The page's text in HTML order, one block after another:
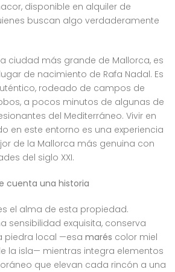
disponible en alquiler de
buscan algo verdaderamente
ciudad más grande de Mallorca, es
de nacimiento de Rafa Nadal. Es
rodeado de campos de
a pocos minutos de algunas de
del Mediterráneo. Vivir en
en este entorno es una experiencia
de la Mallorca más genuina con
del siglo XXI.
cuenta una historia
el alma de esta propiedad.
sensibilidad exquisita, conserva
piedra local —esa marés color miel
la isla— mientras integra elementos
que elevan cada rincón a una